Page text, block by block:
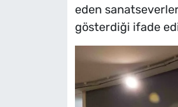
eden
gösterdiği ifade